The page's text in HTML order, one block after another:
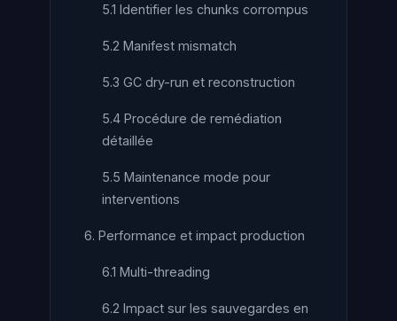
5.1 Identifier les chunks corrompus
5.2 Manifest mismatch
5.3 GC dry-run et reconstruction
5.4 Procédure de remédiation
détaillée
5.5 Maintenance mode pour
interventions
6. Performance et impact production
6.1 Multi-threading
6.2 Impact sur les sauvegardes en